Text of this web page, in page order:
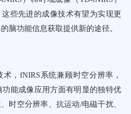
这些先进的成像技术有望为实现更
脑功能信息获取提供新的途径。
，fNIRS系统兼顾时空分辨率，
能成像应用方面有明显的独特优
时空分辨率、抗运动/电磁干扰、